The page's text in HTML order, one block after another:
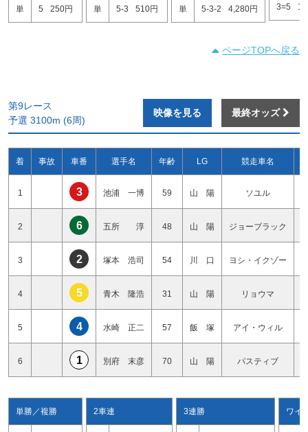
単 5 250円 単 5-3 510円 単 5-3-2 4,280円
3=5
ページTOPへ戻る
第9レース
予選 3100m (6周)
映像を見る 最終オッズ
着 事故 車番 選手名 年齢 LG 競走車名
1 3 池浦 一博 59 山 陽 ソユル
2 6 五所 淳 48 山 陽 ジョーブラック
3 2 塚本 浩司 54 川 口 ヨシ・イクゾー
4 5 青木 隆浩 31 山 陽 リョウマ
5 4 水崎 正二 57 飯 塚 アイ・ウィル
6 1 別府 末彦 70 山 陽 パスティブ
単勝／複勝 2車連 3連勝 ワイ